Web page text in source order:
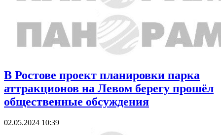
В Ростове проект планировки парка
аттракционов на Левом берегу прошёл
общественные обсуждения
02.05.2024 10:39